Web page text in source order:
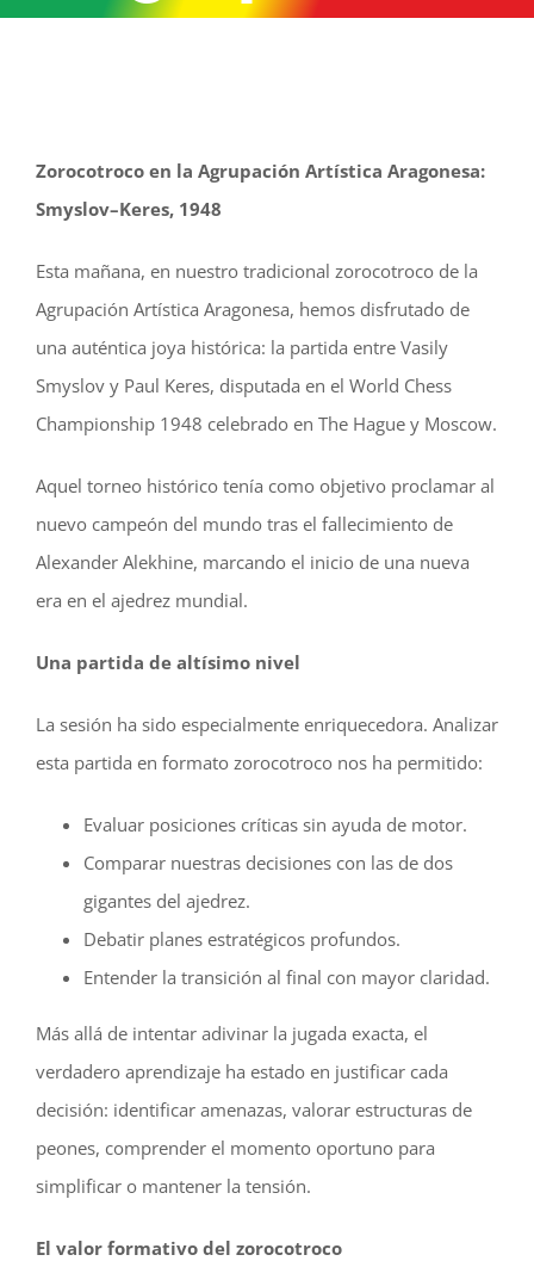
Zorocotroco en la Agrupación Artística Aragonesa:
Smyslov–Keres, 1948
Esta mañana, en nuestro tradicional zorocotroco de la
Agrupación Artística Aragonesa, hemos disfrutado de
una auténtica joya histórica: la partida entre Vasily
Smyslov y Paul Keres, disputada en el World Chess
Championship 1948 celebrado en The Hague y Moscow.
Aquel torneo histórico tenía como objetivo proclamar al
nuevo campeón del mundo tras el fallecimiento de
Alexander Alekhine, marcando el inicio de una nueva
era en el ajedrez mundial.
Una partida de altísimo nivel
La sesión ha sido especialmente enriquecedora. Analizar
esta partida en formato zorocotroco nos ha permitido:
Evaluar posiciones críticas sin ayuda de motor.
Comparar nuestras decisiones con las de dos
gigantes del ajedrez.
Debatir planes estratégicos profundos.
Entender la transición al final con mayor claridad.
Más allá de intentar adivinar la jugada exacta, el
verdadero aprendizaje ha estado en justificar cada
decisión: identificar amenazas, valorar estructuras de
peones, comprender el momento oportuno para
simplificar o mantener la tensión.
El valor formativo del zorocotroco